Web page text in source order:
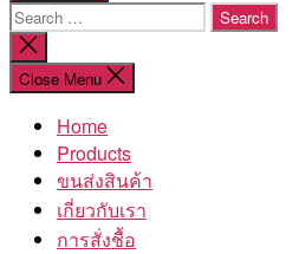
Search
for:
Close
search
Close Menu
Home
Products
ขนส่งสินค้า
เกี่ยวกับเรา
การสั่งชื้อ